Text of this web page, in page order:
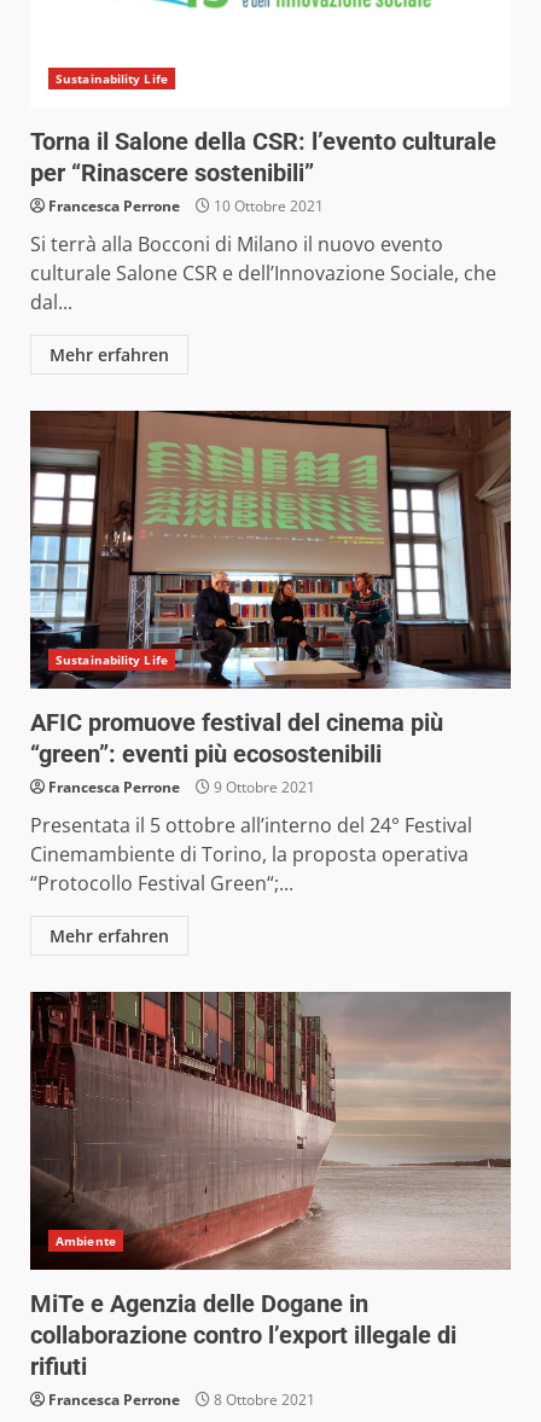
Sustainability Life
Torna il Salone della CSR: l’evento culturale
per “Rinascere sostenibili”
Francesca Perrone 10 Ottobre 2021
Si terrà alla Bocconi di Milano il nuovo evento
culturale Salone CSR e dell’Innovazione Sociale, che
dal...
Mehr erfahren
Sustainability Life
AFIC promuove festival del cinema più
“green”: eventi più ecosostenibili
Francesca Perrone 9 Ottobre 2021
Presentata il 5 ottobre all’interno del 24° Festival
Cinemambiente di Torino, la proposta operativa
“Protocollo Festival Green“;...
Mehr erfahren
Ambiente
MiTe e Agenzia delle Dogane in
collaborazione contro l’export illegale di
rifiuti
Francesca Perrone 8 Ottobre 2021